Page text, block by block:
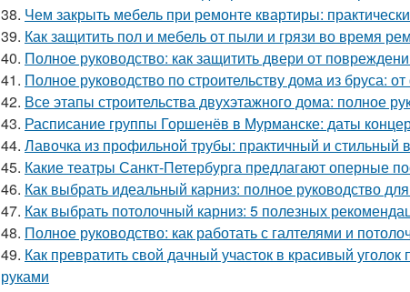
38. Чем закрыть мебель при ремонте квартиры:
39. Как защитить пол и мебель от пыли и грязи во время
40. Полное руководство: как защитить двери от
41. Полное руководство по строительству дома из бруса:
42. Все этапы строительства двухэтажного дома: полное
43. Расписание группы Горшенёв в Мурманске: даты
44. Лавочка из профильной трубы: практичный и стильный
45. Какие театры Санкт-Петербурга предлагают оперные
46. Как выбрать идеальный карниз: полное руководство
47. Как выбрать потолочный карниз: 5 полезных
48. Полное руководство: как работать с галтелями и
49. Как превратить свой дачный участок в красивый
руками